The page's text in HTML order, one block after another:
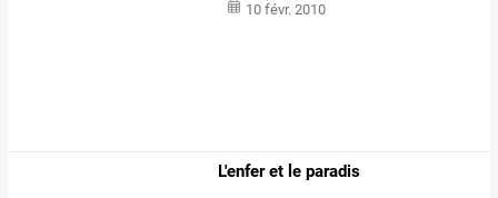
10 févr. 2010
L'enfer et le paradis